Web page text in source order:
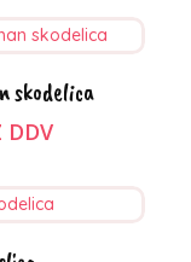
Izberite
skodelica
DDV